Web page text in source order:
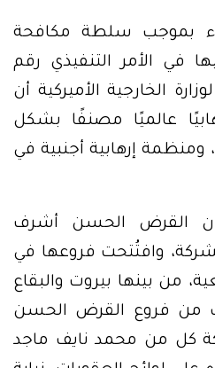
بموجب سلطة مكافحة
في الأمر التنفيذي رقم
لوزارة الخارجية الأميركية أن
عالميًا مصنفًا بشكل
خاص في 31 أكتوبر 2001، ومنظمة إرهابية أجنبية في
أن القرض الحسن أشرف
وافتُتحت فروعها في
من بينها بيروت والبقاع
من فروع القرض الحسن
كل من محمد نايف ماجد